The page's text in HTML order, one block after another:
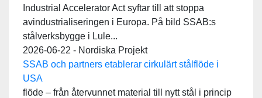
Industrial Accelerator Act syftar till att stoppa
avindustrialiseringen i Europa. På bild SSAB:s
stålverksbygge i Lule...
2026-06-22 - Nordiska Projekt
SSAB och partners etablerar cirkulärt stålflöde i
USA
flöde – från återvunnet material till nytt stål i princip